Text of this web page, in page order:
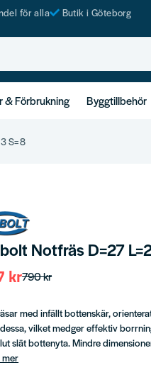
för alla Butik i Göteborg
& Förbrukning Byggtillbehör
S=8
Notfräs D=27
790 kr
kr
med infällt bottenskär,
vilket medger effektiv
slät bottenyta. Mindre
mer